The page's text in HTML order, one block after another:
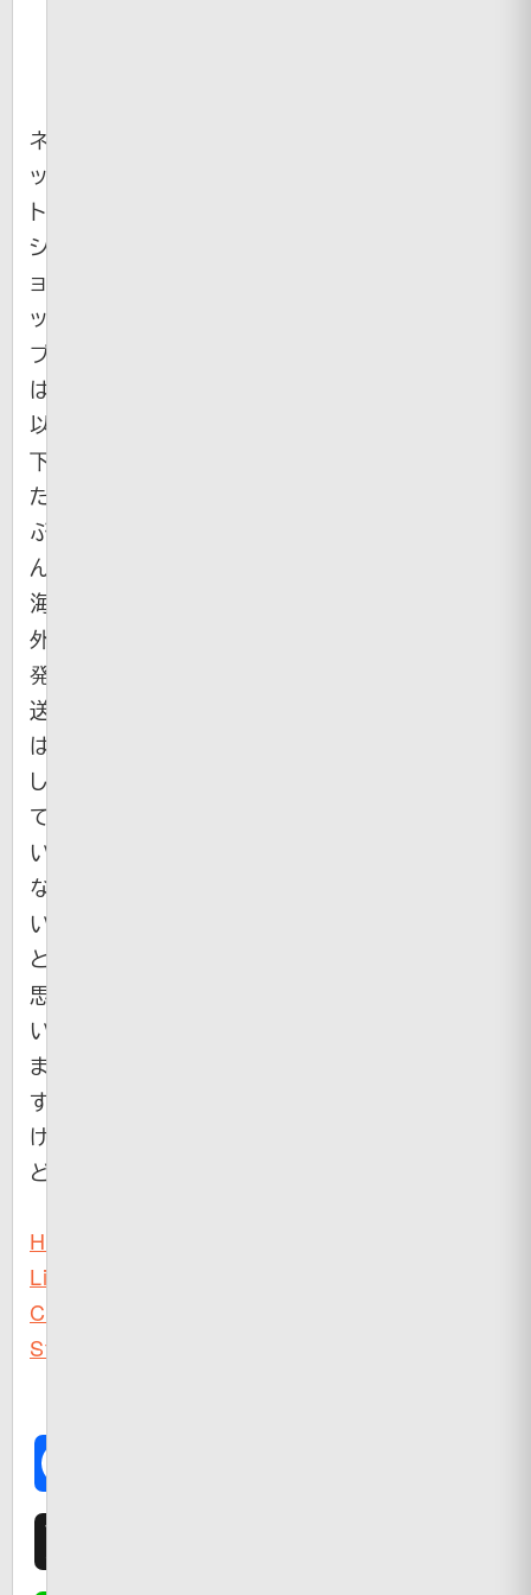
ネ
ッ
ト
シ
ョ
ッ
プ
は
以
下。
た
ぶ
ん
海
外
発
送
は
し
て
い
な
い
と
思
い
ま
す
け
ど。
Hot
Lix
Candy
Store